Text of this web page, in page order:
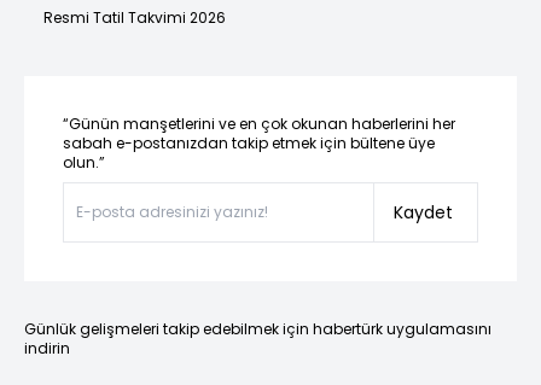
Resmi Tatil Takvimi 2026
“Günün manşetlerini ve en çok okunan haberlerini her
sabah e-postanızdan takip etmek için bültene üye
olun.”
Kaydet
Günlük gelişmeleri takip edebilmek için habertürk uygulamasını
indirin